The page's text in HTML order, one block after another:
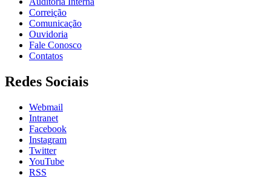
Correição
Comunicação
Ouvidoria
Fale Conosco
Contatos
Redes Sociais
Webmail
Intranet
Facebook
Instagram
Twitter
YouTube
RSS